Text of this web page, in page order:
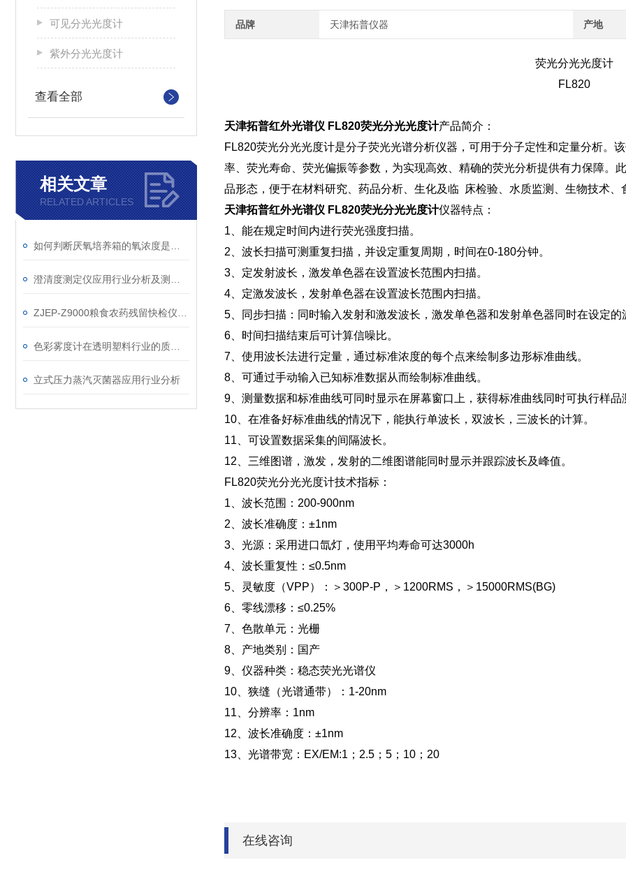
可见分光光度计
紫外分光光度计
查看全部
相关文章
RELATED ARTICLES
立式压力蒸汽灭菌器应用行业分析
品牌 天津拓普仪器 产地
荧光分光光度计
FL820
天津拓普红外光谱仪 FL820荧光分光光度计产品简介：
FL820荧光分光光度计是分子荧光光谱分析仪器，可用于分子定性和定量分析。
率、荧光寿命、荧光偏振等参数，为实现高效、精确的荧光分析提供有力保障。
品形态，便于在材料研究、药品分析、生化及临 床检验、水质监测、生物技术、
天津拓普红外光谱仪 FL820荧光分光光度计仪器特点：
1、能在规定时间内进行荧光强度扫描。
2、波长扫描可测重复扫描，并设定重复周期，时间在0-180分钟。
3、定发射波长，激发单色器在设置波长范围内扫描。
4、定激发波长，发射单色器在设置波长范围内扫描。
5、同步扫描：同时输入发射和激发波长，激发单色器和发射单色器同时在设定的
6、时间扫描结束后可计算信噪比。
7、使用波长法进行定量，通过标准浓度的每个点来绘制多边形标准曲线。
8、可通过手动输入已知标准数据从而绘制标准曲线。
9、测量数据和标准曲线可同时显示在屏幕窗口上，获得标准曲线同时可执行样品
10、在准备好标准曲线的情况下，能执行单波长，双波长，三波长的计算。
11、可设置数据采集的间隔波长。
12、三维图谱，激发，发射的二维图谱能同时显示并跟踪波长及峰值。
FL820荧光分光光度计技术指标：
1、波长范围：200-900nm
2、波长准确度：±1nm
3、光源：采用进口氙灯，使用平均寿命可达3000h
4、波长重复性：≤0.5nm
5、灵敏度（VPP）：＞300P-P，＞1200RMS，＞15000RMS(BG)
6、零线漂移：≤0.25%
7、色散单元：光栅
8、产地类别：国产
9、仪器种类：稳态荧光光谱仪
10、狭缝（光谱通带）：1-20nm
11、分辨率：1nm
12、波长准确度：±1nm
13、光谱带宽：EX/EM:1；2.5；5；10；20
在线咨询